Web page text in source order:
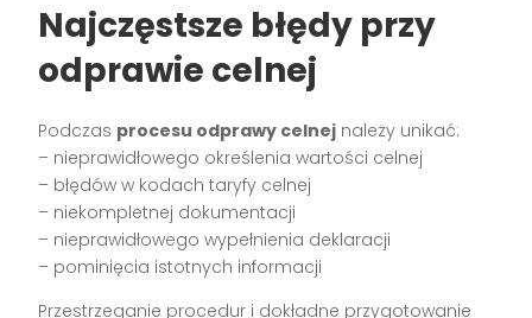
Najczęstsze błędy przy
odprawie celnej
Podczas procesu odprawy celnej należy unikać:
– nieprawidłowego określenia wartości celnej
– błędów w kodach taryfy celnej
– niekompletnej dokumentacji
– nieprawidłowego wypełnienia deklaracji
– pominięcia istotnych informacji
Przestrzeganie procedur i dokładne przygotowanie